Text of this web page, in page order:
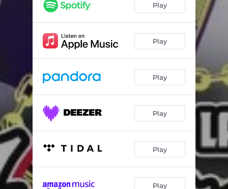
Play
Play
Play
Play
Play
Play